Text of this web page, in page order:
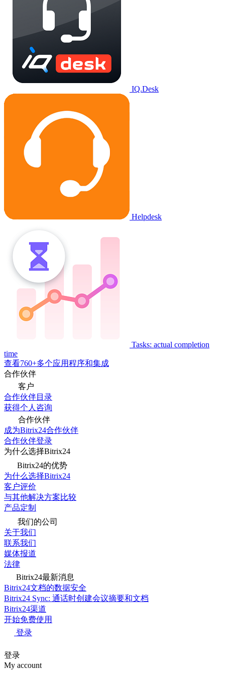
IQ.Desk
Helpdesk
Tasks: actual completion
time
查看760+多个应用程序和集成
合作伙伴
客户
合作伙伴目录
获得个人咨询
合作伙伴
成为Bitrix24合作伙伴
合作伙伴登录
为什么选择Bitrix24
Bitrix24的优势
为什么选择Bitrix24
客户评价
与其他解决方案比较
产品定制
我们的公司
关于我们
联系我们
媒体报道
法律
Bitrix24最新消息
Bitrix24文档的数据安全
Bitrix24 Sync: 通话时创建会议摘要和文档
Bitrix24渠道
开始免费使用
登录
登录
My account